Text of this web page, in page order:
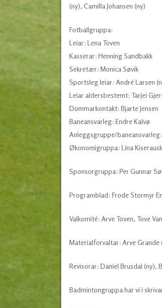
(ny), Camilla Johansen (ny)
Fotballgruppa:
Leiar: Lena Toven
Kasserar: Henning Sandbakk
Sekretær: Monica Søvik
Sportsleg leiar: André Larsen
Leiar aldersbestemt: Tarjei
Dommarkontakt: Bjarte Jensen
Baneansvarleg: Endre Kalvø
Anleggsgruppe/
Økonomigruppa: Lina
Sponsorgruppa: Per Gunnar
Programblad: Frode Stormyr
Valkomité: Arve Toven, Tove
Materialforvaltar: Arve Grande
Revisorar: Daniel Brusdal (ny),
Badmintongruppa har vi i